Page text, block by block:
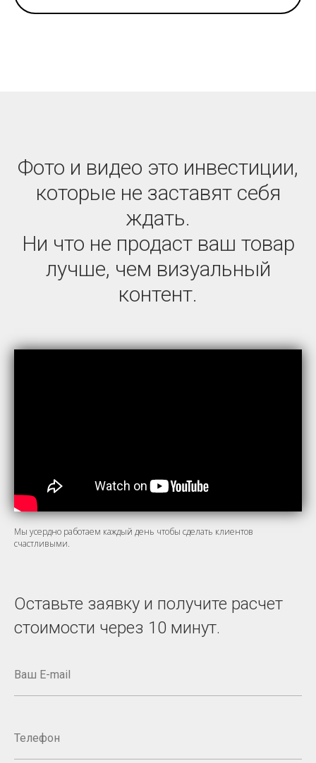
Фото и видео это инвестиции,
которые не заставят себя
ждать.
Ни что не продаст ваш товар
лучше, чем визуальный
контент.
Мы усердно работаем каждый день чтобы сделать клиентов
счастливыми.
Оставьте заявку и получите расчет
стоимости через 10 минут.